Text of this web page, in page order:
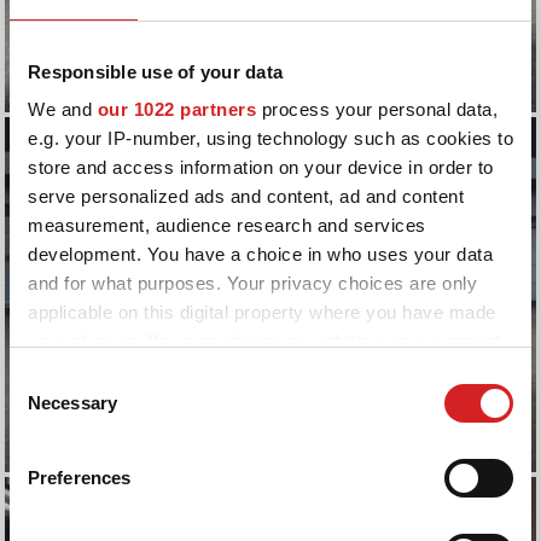
Responsible use of your data
We and our 1022 partners process your personal data,
e.g. your IP-number, using technology such as cookies to
store and access information on your device in order to
serve personalized ads and content, ad and content
measurement, audience research and services
development. You have a choice in who uses your data
and for what purposes. Your privacy choices are only
applicable on this digital property where you have made
the Privacy trigger icon.
Collect information about your geographical location
Selection
Necessary
Preferences